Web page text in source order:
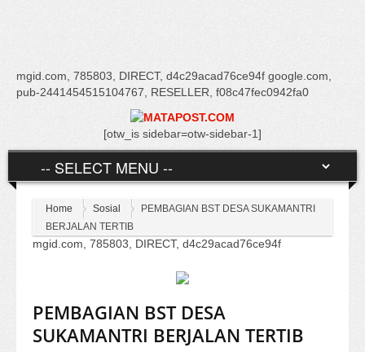
mgid.com, 785803, DIRECT, d4c29acad76ce94f google.com,
pub-2441454515104767, RESELLER, f08c47fec0942fa0
[otw_is sidebar=otw-sidebar-1]
Home Sosial
PEMBAGIAN BST DESA SUKAMANTRI
BERJALAN TERTIB
mgid.com, 785803, DIRECT, d4c29acad76ce94f
PEMBAGIAN BST DESA
SUKAMANTRI BERJALAN TERTIB